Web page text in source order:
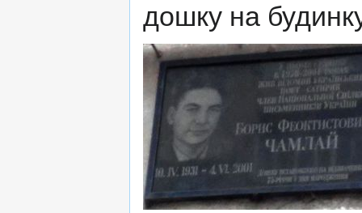
дошку на